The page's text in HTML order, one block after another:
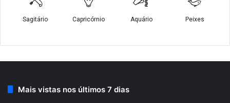
Mais vistas nos últimos 7 dias